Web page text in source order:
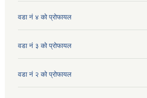
वडा नं ४ को प्रोफायल
वडा नं ३ को प्रोफायल
वडा नं २ को प्रोफायल